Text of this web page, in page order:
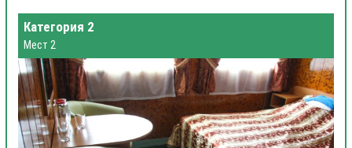
Категория 2
Мест 2